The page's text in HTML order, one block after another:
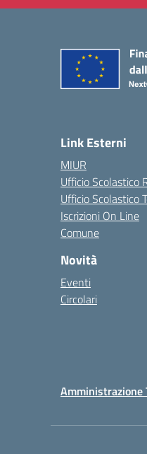
Link Esterni
MIUR
Ufficio Scolastico
Ufficio Scolastico
Iscrizioni On Line
Comune
Novità
Eventi
Circolari
Amministrazione